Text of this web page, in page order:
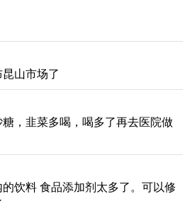
山市场了
，韭菜多喝，喝多了再去医院做
饮料 食品添加剂太多了。可以修